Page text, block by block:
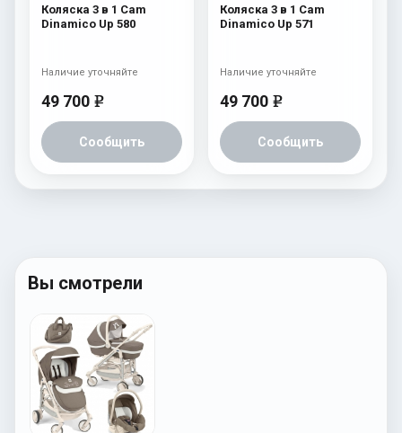
Коляска 3 в 1 Cam
Dinamico Up 580
49 700 e
Сообщить
Наличие уточняйте
Коляска 3 в 1 Cam
Dinamico Up 571
49 700 e
Сообщить
Наличие уточняйте
Вы смотрели